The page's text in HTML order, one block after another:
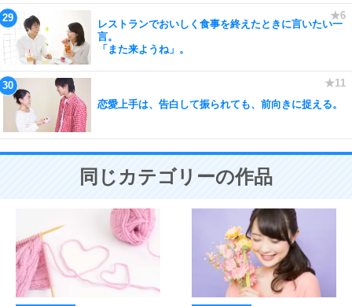
レストランでおいしく食事を終えたときに言いたい一
言。
「また来ようね」。
恋愛上手は、告白して振られても、前向きに捉える。
同じカテゴリーの作品